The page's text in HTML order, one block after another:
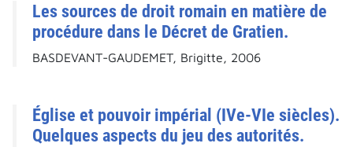
Les sources de droit romain en matière de
procédure dans le Décret de Gratien.
BASDEVANT-GAUDEMET, Brigitte, 2006
Église et pouvoir impérial (IVe-VIe siècles).
Quelques aspects du jeu des autorités.